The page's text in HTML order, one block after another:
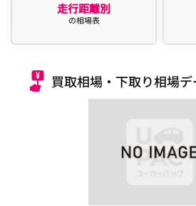
走行距離別
の相場表
買取相場・下取り相場デ